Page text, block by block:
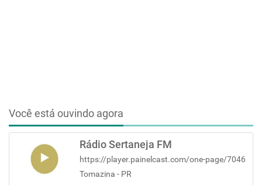
Você está ouvindo agora
Rádio Sertaneja FM
https://player.painelcast.com/one-page/7046
Tomazina - PR